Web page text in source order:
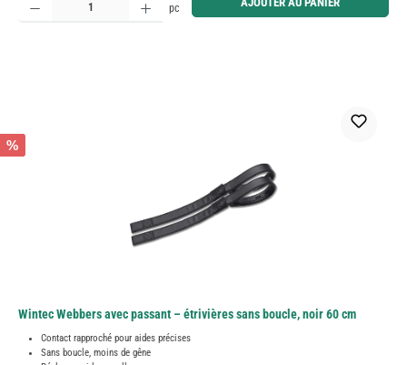
pc
%
Wintec Webbers avec passant – étrivières sans boucle, noir 60 cm
Contact rapproché pour aides précises
Sans boucle, moins de gêne